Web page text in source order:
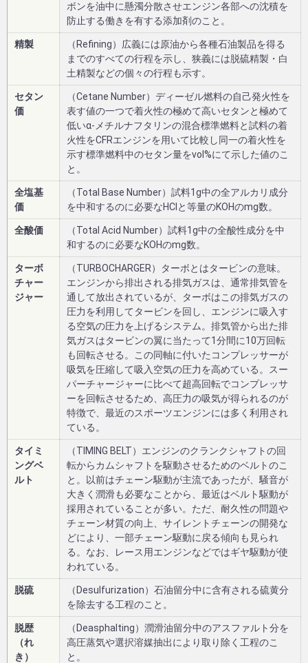
ボンを油中に懸濁分散させエンジン各部への沈積を
防止する働きを有する添加剤のこと。
精製
（Refining）広義には原油から各種石油製品を得る
までのすべての行程を示し、狭義には脱硫精製・白
土精製などの個々の行程も示す。
セタン
価
（Cetane Number）ディーゼル燃料の自己発火性を
表す値の一つで着火性の極めて高いセタンと極めて
低いα-メチルナフタリンの混合標準燃料と試料の着
火性をCFRエンジンを用いて比較し同一の着火性を
示す標準燃料中のセタン量をvol%にて示した値のこ
と。
全塩基
価
（Total Base Number）試料1g中の全アルカリ成分
を中和するのに必要なHClと等量のKOHのmg数。
全酸価
（Total Acid Number）試料1g中の全酸性成分を中
和するのに必要なKOHのmg数。
ターボ
チャー
ジャー
（TURBOCHARGER）ターボとはタービンの意味。
エンジンから排出される排気ガスは、通常排気管を
通して放出されているが、ターボはこの排気ガスの
圧力を利用してタービンを回し、エンジンに吸入す
る空気の圧力を上げるシステム。排気管から出た排
気ガスはタービンの翼に当たって1分間に10万回転
も回転させる。この同軸に付いたコンプレッサーが
吸気を圧縮して吸入空気の圧力を高めている。スー
パーチャージャーに比べて超高回転でコンプレッサ
ーを回転させるため、高圧力の吸気が得られるのが
特徴で、最近のスポーツエンジンには多く利用され
ている。
タイミ
ングベ
ルト
（TIMING BELT）エンジンのクランクシャフトの回
転からカムシャフトを駆動させるためのベルトのこ
と。以前はチェーン駆動が主流であったが、騒音が
大きく潤滑も必要なことから、最近はベルト駆動が
採用されていることが多い。ただ、耐久性の問題や
チェーン材質の向上、サイレントチェーンの開発な
どにより、一部チェーン駆動に戻る傾向も見られ
る。なお、レース用エンジンなどではギヤ駆動が使
われている。
脱硫
（Desulfurization）石油留分中に含有される硫黄分
を除去する工程のこと。
脱歴
（れ
き）
（Deasphalting）潤滑油留分中のアスファルト分を
高圧蒸気や選択溶媒抽出により取り除く工程のこ
と。